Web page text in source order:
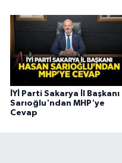
İYİ Parti Sakarya İl Başkanı
Sarıoğlu'ndan MHP'ye
Cevap